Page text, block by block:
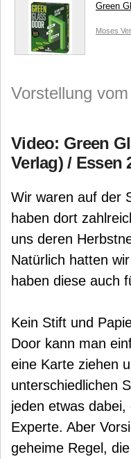
Green
Moses
Vorstellung
Video: Green
Verlag) / Essen
Wir waren auf der
haben dort
uns deren
Natürlich hatten
haben diese auch
Kein Stift und
Door kann man
eine Karte ziehen
unterschiedlichen
jeden etwas
Experte. Aber
geheime Regel,